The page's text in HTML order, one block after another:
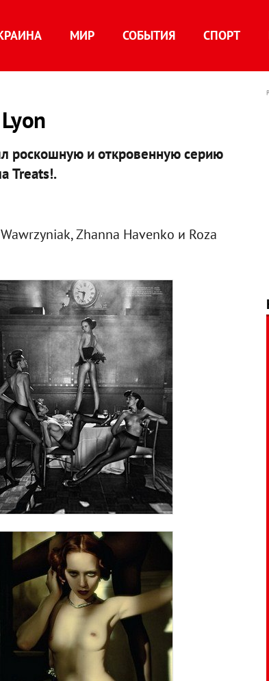
МИР СОБЫТИЯ СПОРТ
роскошную и откровенную серию
Treats!.
Zhanna Havenko и Roza